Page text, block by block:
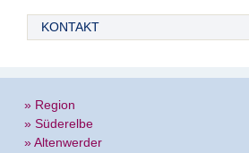
KONTAKT
» Region
» Süderelbe
» Altenwerder